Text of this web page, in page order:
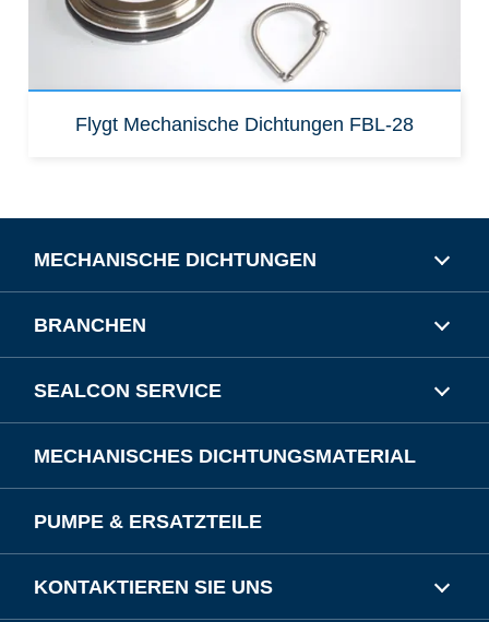
Flygt Mechanische Dichtungen FBL-28
MECHANISCHE DICHTUNGEN
BRANCHEN
SEALCON SERVICE
MECHANISCHES DICHTUNGSMATERIAL
PUMPE & ERSATZTEILE
KONTAKTIEREN SIE UNS